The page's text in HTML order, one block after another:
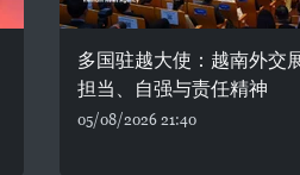
多国驻越大使：越南外交
担当、自强与责任精神
05/08/2026 21:40